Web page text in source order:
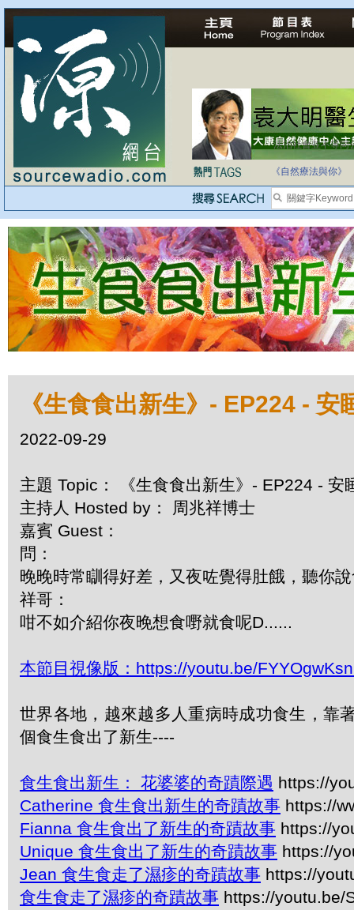
法治社會並不等同
自家教育合法化-
《自然療法與你》
《生食食出新生》- EP224 - 安
2022-09-29
主題 Topic： 《生食食出新生》- EP224 - 安
主持人 Hosted by： 周兆祥博士
嘉賓 Guest：
問：
晚晚時常瞓得好差，又夜咗覺得肚餓，聽你
祥哥：
咁不如介紹你夜晚想食嘢就食呢D......
本節目視像版：https://youtu.be/
世界各地，越來越多人重病時成功食生，靠
個食生食出了新生----
食生食出新生： 花婆婆的奇蹟際遇 https://
Catherine 食生食出新生的奇蹟故事 https://
Fianna 食生食出了新生的奇蹟故事 https://
Unique 食生食出了新生的奇蹟故事 https://
Jean 食生食走了濕疹的奇蹟故事 https://
食生食走了濕疹的奇蹟故事 https://youtu.be/